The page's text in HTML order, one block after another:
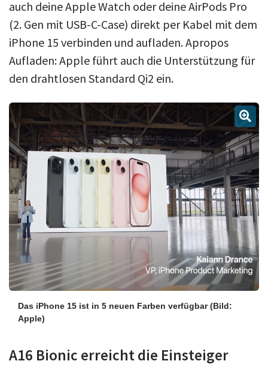
auch deine Apple Watch oder deine AirPods Pro
(2. Gen mit USB-C-Case) direkt per Kabel mit dem
iPhone 15 verbinden und aufladen. Apropos
Aufladen: Apple führt auch die Unterstützung für
den drahtlosen Standard Qi2 ein.
Das iPhone 15 ist in 5 neuen Farben verfügbar(Bild:
Apple)
A16 Bionic erreicht die Einsteiger